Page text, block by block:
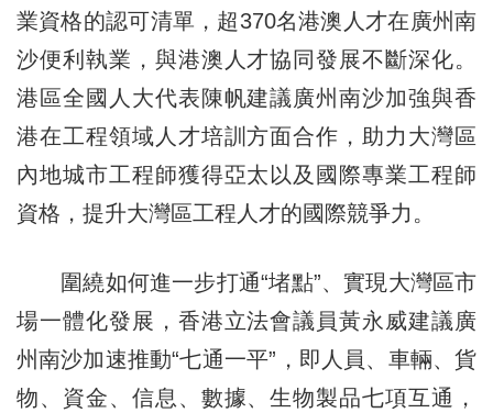
業資格的認可清單，超370名港澳人才在廣州南
沙便利執業，與港澳人才協同發展不斷深化。
港區全國人大代表陳帆建議廣州南沙加強與香
港在工程領域人才培訓方面合作，助力大灣區
內地城市工程師獲得亞太以及國際專業工程師
資格，提升大灣區工程人才的國際競爭力。
圍繞如何進一步打通“堵點”、實現大灣區市
場一體化發展，香港立法會議員黃永威建議廣
州南沙加速推動“七通一平”，即人員、車輛、貨
物、資金、信息、數據、生物製品七項互通，